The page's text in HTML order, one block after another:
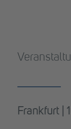
Frankfurt |